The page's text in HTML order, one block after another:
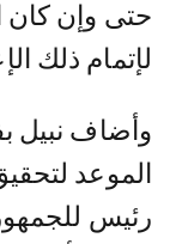
حتى وإن كان
لإتمام ذلك
وأضاف نبيل
الموعد
رئيس